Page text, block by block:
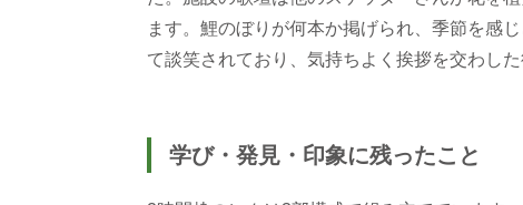
ます。鯉のぼりが何本か掲げられ、季節を感
て談笑されており、気持ちよく挨拶を交わした
学び・発見・印象に残ったこと